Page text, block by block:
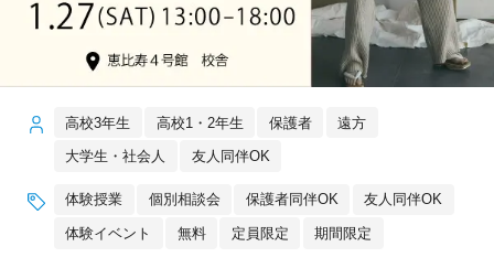
高校3年生 高校1・2年生 保護者 遠方
大学生・社会人 友人同伴OK
体験授業 個別相談会 保護者同伴OK 友人同伴OK
体験イベント 無料 定員限定 期間限定